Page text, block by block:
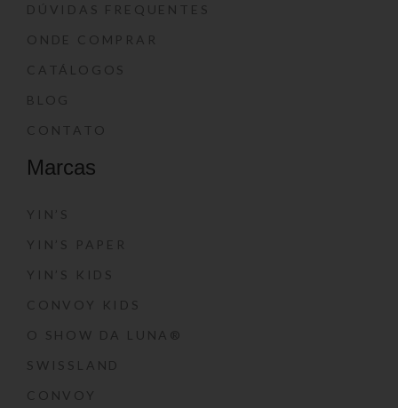
DÚVIDAS FREQUENTES
ONDE COMPRAR
CATÁLOGOS
BLOG
CONTATO
Marcas
YIN’S
YIN’S PAPER
YIN’S KIDS
CONVOY KIDS
O SHOW DA LUNA®
SWISSLAND
CONVOY